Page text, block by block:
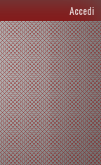
Accedi